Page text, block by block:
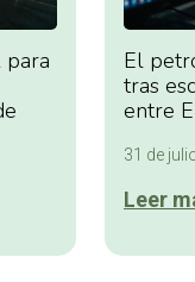
El
tras
entre
31 de
Leer